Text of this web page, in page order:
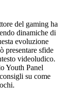
del gaming ha
dinamiche di
evoluzione
presentare sfide
videoludico.
Youth Panel
su come